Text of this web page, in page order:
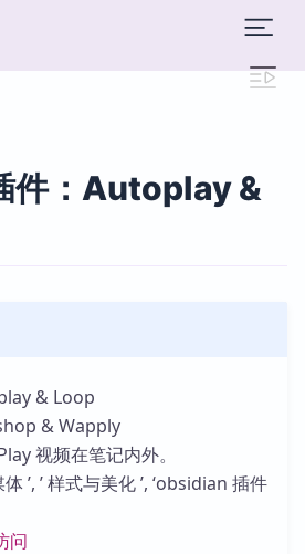
件：Autoplay &
& Loop
& Wapply
视频在笔记内外。
’, ’ 样式与美化 ’, ‘obsidian 插件
问